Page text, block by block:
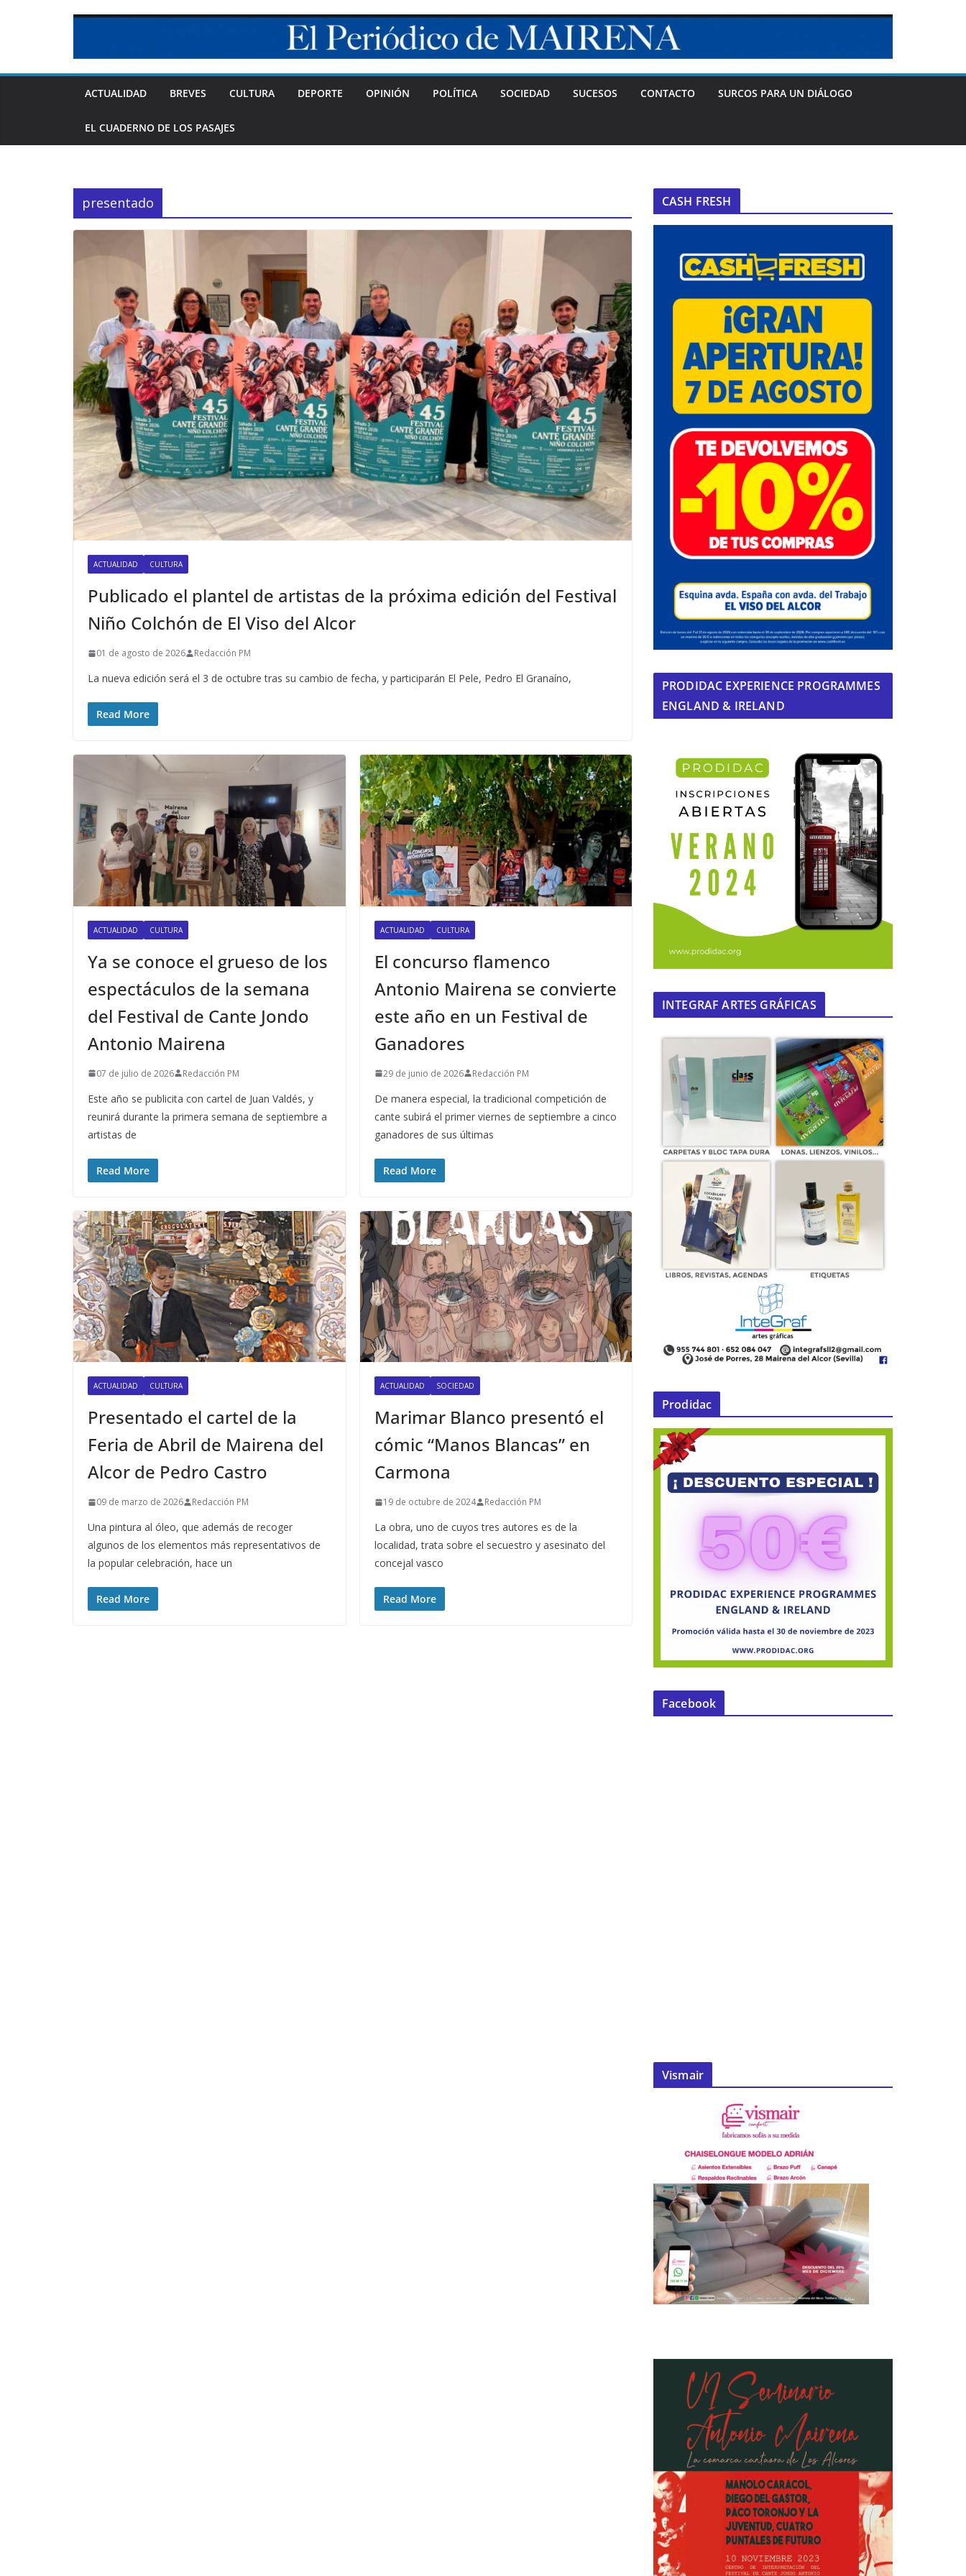
ACTUALIDAD BREVES CULTURA DEPORTE OPINIÓN POLÍTICA SOCIEDAD SUCESOS CONTACTO SURCOS PARA UN DIÁLOGO
EL CUADERNO DE LOS PASAJES
presentado
ACTUALIDAD CULTURA
Publicado el plantel de artistas de la próxima edición del Festival
Niño Colchón de El Viso del Alcor
01 de agosto de 2026 Redacción PM
La nueva edición será el 3 de octubre tras su cambio de fecha, y participarán El Pele, Pedro El Granaíno,
Read More
ACTUALIDAD CULTURA
Ya se conoce el grueso de los
espectáculos de la semana
del Festival de Cante Jondo
Antonio Mairena
07 de julio de 2026 Redacción PM
Este año se publicita con cartel de Juan Valdés, y
reunirá durante la primera semana de septiembre a
artistas de
Read More
ACTUALIDAD CULTURA
El concurso flamenco
Antonio Mairena se convierte
este año en un Festival de
Ganadores
29 de junio de 2026 Redacción PM
De manera especial, la tradicional competición de
cante subirá el primer viernes de septiembre a cinco
ganadores de sus últimas
Read More
ACTUALIDAD CULTURA
Presentado el cartel de la
Feria de Abril de Mairena del
Alcor de Pedro Castro
09 de marzo de 2026 Redacción PM
Una pintura al óleo, que además de recoger
algunos de los elementos más representativos de
la popular celebración, hace un
Read More
ACTUALIDAD SOCIEDAD
Marimar Blanco presentó el
cómic “Manos Blancas” en
Carmona
19 de octubre de 2024 Redacción PM
La obra, uno de cuyos tres autores es de la
localidad, trata sobre el secuestro y asesinato del
concejal vasco
Read More
CASH FRESH
PRODIDAC EXPERIENCE PROGRAMMES
ENGLAND & IRELAND
INTEGRAF ARTES GRÁFICAS
Prodidac
Facebook
Vismair